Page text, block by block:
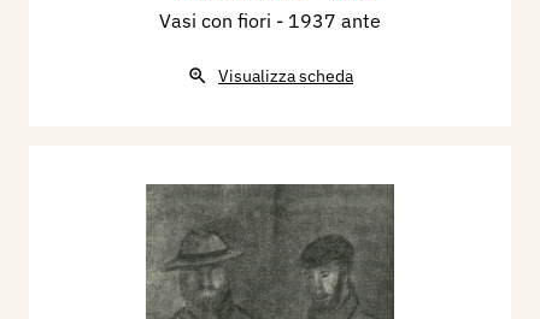
Vasi con fiori - 1937 ante
Visualizza scheda